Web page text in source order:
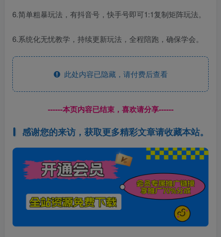
6.简单粗暴玩法，有抖音号，快手号即可1:1复制矩阵玩法。
6.系统化无忧教学，持续更新玩法，全程陪跑，确保学会。
此处内容已隐藏，请付费后查看
------本页内容已结束，喜欢请分享------
感谢您的来访，获取更多精彩文章请收藏本站。